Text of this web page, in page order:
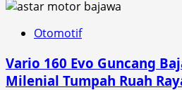
Otomotif
Vario 160 Evo Guncang
Milenial Tumpah Ruah